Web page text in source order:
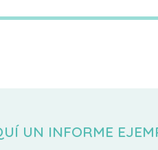
UN INFORME